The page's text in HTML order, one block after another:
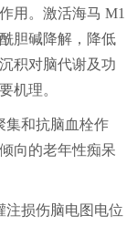
用。激活海马 M1
胆碱降解，降低
积对脑代谢及功
机理。
和抗脑血栓作
向的老年性痴呆
损伤脑电图电位